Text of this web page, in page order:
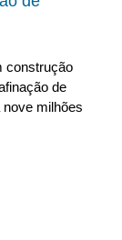
construção
de
milhões